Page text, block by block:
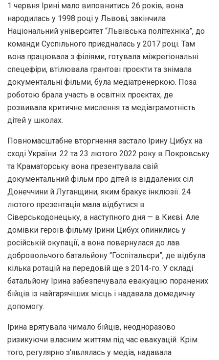
1 червня Ірині мало виповнитись 26 років, вона
народилась у 1998 році у Львові, закінчила
Національний університет “Львівська політехніка”, до
команди Суспільного приєдналась у 2017 році. Там
вона працювала з філіями, готувала міжрегіональні
спецефіри, втілювала грантові проєкти та знімала
документальні фільми, була медіатренеркою. Поза
роботою брала участь в освітніх проєктах, де
розвивала критичне мислення та медіаграмотність
дітей у школах.
Повномасштабне вторгнення застало Ірину Цибух на
сході України: 22 та 23 лютого 2022 року в Покровську
та Краматорську вона презентувала свій
документальний фільм про дітей із віддалених сіл
Донеччини й Луганщини, яким бракує інклюзії. 24
лютого презентація мала відбутися в
Сіверськодонецьку, а наступного дня — в Києві. Але
домівки героїв фільму Ірини Цибух опинились у
російській окупації, а вона повернулася до лав
добровольчого батальйону “Госпітальєри”, де відбула
кілька ротацій на передовій ще з 2014-го. У складі
батальйону Ірина забезпечувала евакуацію поранених
бійців із найгарячіших місць і надавала домедичну
допомогу.
Ірина врятувала чимало бійців, неодноразово
ризикуючи власним життям під час евакуацій. Крім
того, регулярно з’являлась у медіа, надавала